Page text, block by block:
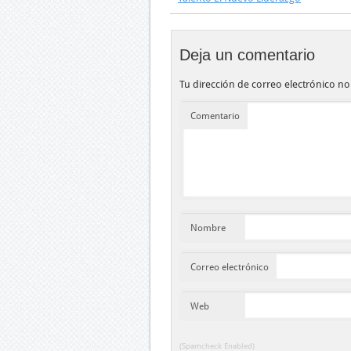
Deja un comentario
Tu dirección de correo electrónico
Comentario
Nombre
Correo electrónico
Web
(Spamcheck Enabled)